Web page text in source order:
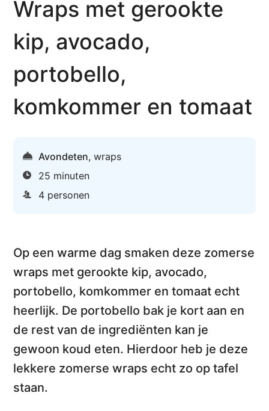
Wraps met gerookte
kip, avocado,
portobello,
komkommer en tomaat
Avondeten,wraps
25 minuten
4 personen
Op een warme dag smaken deze zomerse
wraps met gerookte kip, avocado,
portobello, komkommer en tomaat echt
heerlijk. De portobello bak je kort aan en
de rest van de ingrediënten kan je
gewoon koud eten. Hierdoor heb je deze
lekkere zomerse wraps echt zo op tafel
staan.